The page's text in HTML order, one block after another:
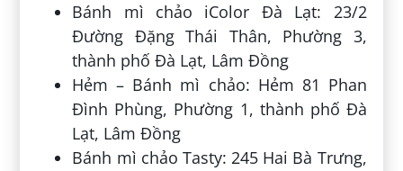
Bánh mì chảo iColor Đà Lạt: 23/2
Đường Đặng Thái Thân, Phường 3,
thành phố Đà Lạt, Lâm Đồng
Hẻm – Bánh mì chảo: Hẻm 81 Phan
Đình Phùng, Phường 1, thành phố Đà
Lạt, Lâm Đồng
Bánh mì chảo Tasty: 245 Hai Bà Trưng,